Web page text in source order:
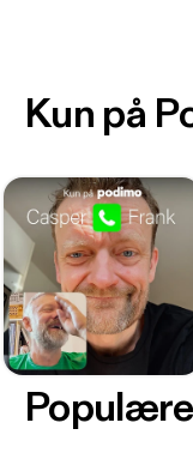
Kun på